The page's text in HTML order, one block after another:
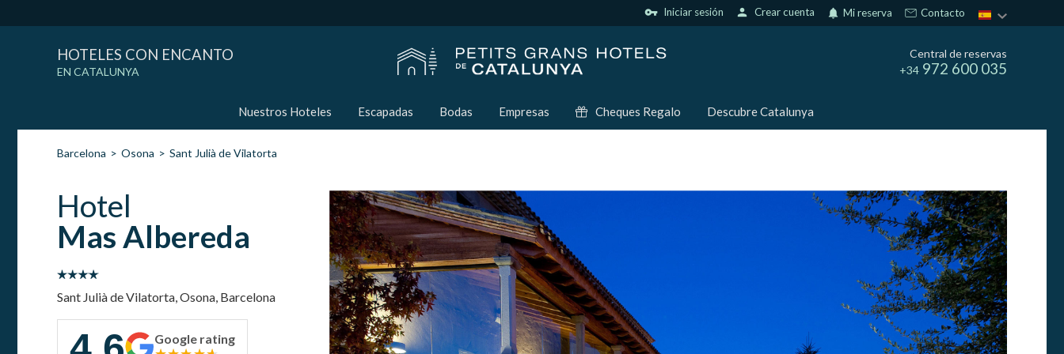
vpn_key Iniciar sesión person Crear cuenta notifications Mi reserva Contacto
HOTELES CON ENCANTO
EN CATALUNYA
Central de reservas
+34 972 600 035
Nuestros Hoteles Escapadas Bodas Empresas Cheques Regalo Descubre Catalunya
Barcelona Osona Sant Julià de Vilatorta
Hotel
Mas Albereda
Sant Julià de Vilatorta, Osona, Barcelona
Google rating